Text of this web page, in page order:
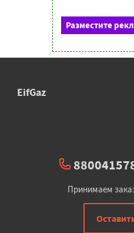
Разместите
EifGaz
Принимаем